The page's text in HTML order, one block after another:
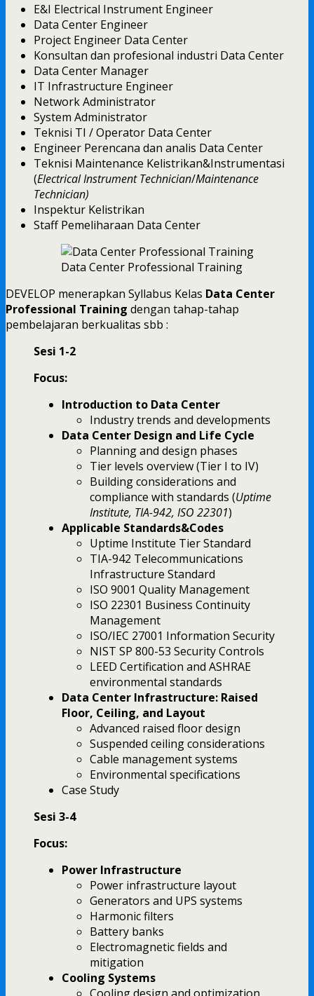
E&I Electrical Instrument Engineer
Data Center Engineer
Project Engineer Data Center
Konsultan dan profesional industri Data Center
Data Center Manager
IT Infrastructure Engineer
Network Administrator
System Administrator
Teknisi TI / Operator Data Center
Engineer Perencana dan analis Data Center
Teknisi Maintenance Kelistrikan&Instrumentasi
(Electrical Instrument Technician/Maintenance
Technician)
Inspektur Kelistrikan
Staff Pemeliharaan Data Center
Data Center Professional Training
DEVELOP menerapkan Syllabus Kelas Data Center
Professional Training dengan tahap-tahap
pembelajaran berkualitas sbb :
Sesi 1-2
Focus:
Introduction to Data Center
Industry trends and developments
Data Center Design and Life Cycle
Planning and design phases
Tier levels overview (Tier I to IV)
Building considerations and
compliance with standards (Uptime
Institute, TIA-942, ISO 22301)
Applicable Standards&Codes
Uptime Institute Tier Standard
TIA-942 Telecommunications
Infrastructure Standard
ISO 9001 Quality Management
ISO 22301 Business Continuity
Management
ISO/IEC 27001 Information Security
NIST SP 800-53 Security Controls
LEED Certification and ASHRAE
environmental standards
Data Center Infrastructure: Raised
Floor, Ceiling, and Layout
Advanced raised floor design
Suspended ceiling considerations
Cable management systems
Environmental specifications
Case Study
Sesi 3-4
Focus:
Power Infrastructure
Power infrastructure layout
Generators and UPS systems
Harmonic filters
Battery banks
Electromagnetic fields and
mitigation
Cooling Systems